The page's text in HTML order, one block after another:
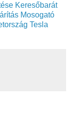
Keresőbarát
Mosogató
Tesla